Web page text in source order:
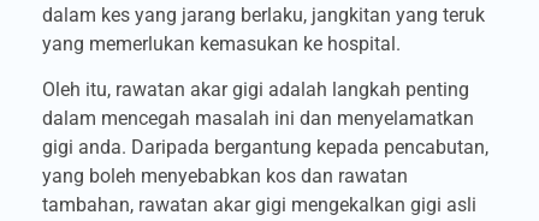
dalam kes yang jarang berlaku, jangkitan yang teruk
yang memerlukan kemasukan ke hospital.
Oleh itu, rawatan akar gigi adalah langkah penting
dalam mencegah masalah ini dan menyelamatkan
gigi anda. Daripada bergantung kepada pencabutan,
yang boleh menyebabkan kos dan rawatan
tambahan, rawatan akar gigi mengekalkan gigi asli